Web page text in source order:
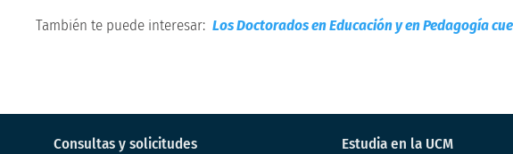
También te puede interesar: Los Doctorados en Educación y en Pedagogía
Consultas y solicitudes Estudia en la UCM